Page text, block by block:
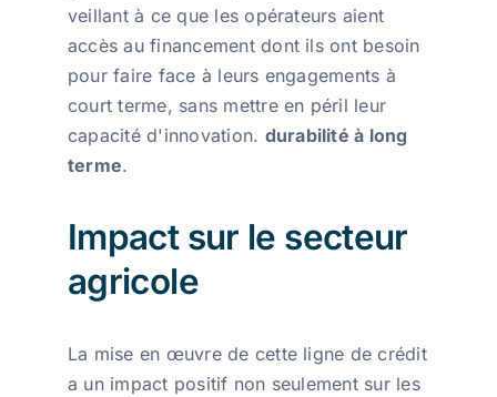
veillant à ce que les opérateurs aient
accès au financement dont ils ont besoin
pour faire face à leurs engagements à
court terme, sans mettre en péril leur
capacité d'innovation. durabilité à long
terme.
Impact sur le secteur
agricole
La mise en œuvre de cette ligne de crédit
a un impact positif non seulement sur les